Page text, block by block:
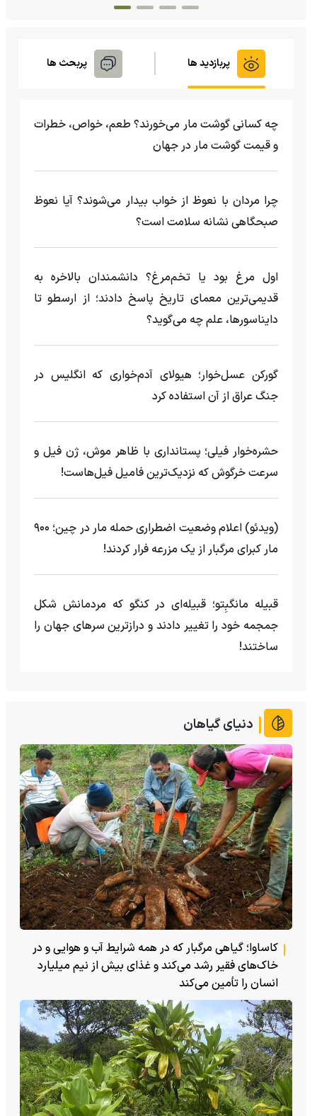
پربازدید ها پربحث ها
چه کسانی گوشت مار می‌خورند؟ طعم، خواص، خطرات
و قیمت گوشت مار در جهان
چرا مردان با نعوظ از خواب بیدار می‌شوند؟ آیا نعوظ
صبحگاهی نشانه سلامت است؟
اول مرغ بود یا تخم‌مرغ؟ دانشمندان بالاخره به
قدیمی‌ترین معمای تاریخ پاسخ دادند؛ از ارسطو تا
دایناسورها، علم چه می‌گوید؟
گورکن عسل‌خوار؛ هیولای آدم‌خواری که انگلیس در
جنگ عراق از آن استفاده کرد
حشره‌خوار فیلی؛ پستانداری با ظاهر موش، ژن فیل و
سرعت خرگوش که نزدیک‌ترین فامیل فیل‌هاست!
(ویدئو) اعلام وضعیت اضطراری حمله مار‌ در چین؛ ۹۰۰
مار کبرای مرگبار از یک مزرعه‌ فرار کردند!
قبیله مانگبِتو؛ قبیله‌ای در کنگو که مردمانش شکل
جمجمه خود را تغییر دادند و درازترین سرهای جهان را
ساختند!
دنیای گیاهان
کاساوا؛ گیاهی مرگبار که در همه شرایط آب و هوایی و در
خاک‌های فقیر رشد می‌کند و غذای بیش از نیم میلیارد
انسان را تأمین می‌کند